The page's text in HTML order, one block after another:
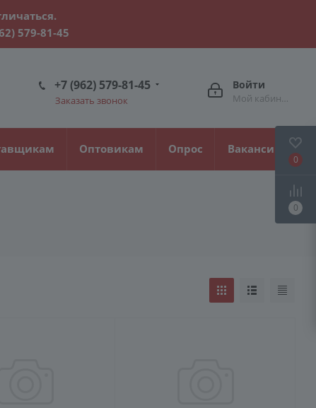
579-81-45
Войти
Мой кабинет
+7 (962) 579-81-45
Заказать звонок
Оптовикам Опрос Вакансии
0
0